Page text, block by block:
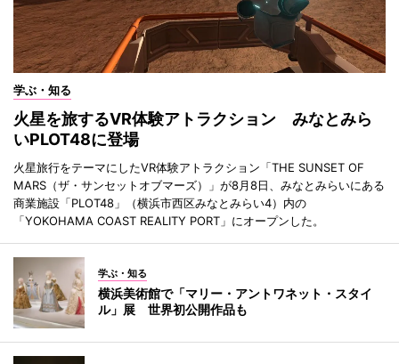
学ぶ・知る
火星を旅するVR体験アトラクション みなとみら
いPLOT48に登場
火星旅行をテーマにしたVR体験アトラクション「THE SUNSET OF
MARS（ザ・サンセットオブマーズ）」が8月8日、みなとみらいにある
商業施設「PLOT48」（横浜市西区みなとみらい4）内の
「YOKOHAMA COAST REALITY PORT」にオープンした。
学ぶ・知る
横浜美術館で「マリー・アントワネット・スタイ
ル」展 世界初公開作品も